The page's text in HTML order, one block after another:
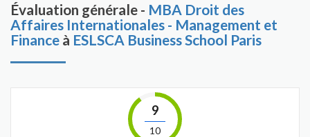
Évaluation générale - MBA Droit des
Affaires Internationales - Management et
Finance à ESLSCA Business School Paris
9
10